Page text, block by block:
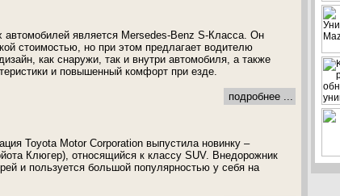
автомобилей является Mersedes-Benz S-Класса. Он
стоимостью, но при этом предлагает водителю
как снаружи, так и внутри автомобиля, а также
и повышенный комфорт при езде.
подробнее ...
Toyota Motor Corporation выпустила новинку –
Клюгер), относящийся к классу SUV. Внедорожник
и пользуется большой популярностью у себя на